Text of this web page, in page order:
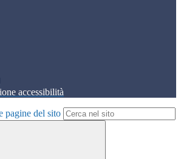
accessibilità
pagine del sito